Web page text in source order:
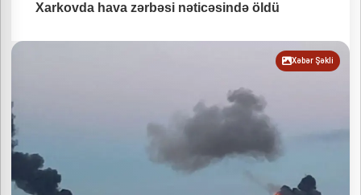
Xarkovda hava zərbəsi nəticəsində öldü
Xəbər Şəkli